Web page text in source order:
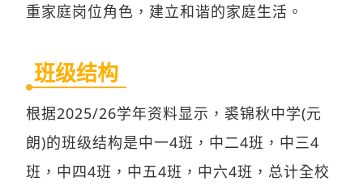
重家庭岗位角色，建立和谐的家庭生活。
班级结构
根据2025/26学年资料显示，裘锦秋中学(元
朗)的班级结构是中一4班，中二4班，中三4
班，中四4班，中五4班，中六4班，总计全校